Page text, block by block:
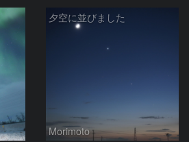
夕空に並びました
Morimoto